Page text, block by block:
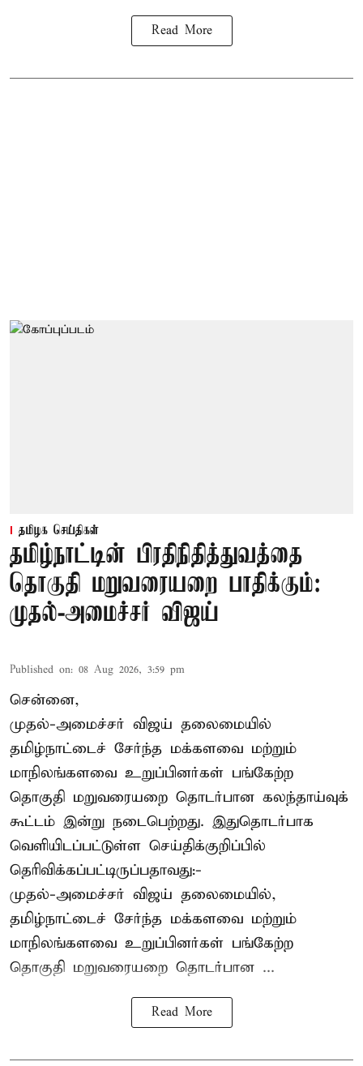
Read More
தமிழக செய்திகள்
தமிழ்நாட்டின் பிரதிநிதித்துவத்தை
தொகுதி மறுவரையறை பாதிக்கும்:
முதல்-அமைச்சர் விஜய்
Published on: 08 Aug 2026, 3:59 pm
சென்னை,
முதல்-அமைச்சர் விஜய் தலைமையில்
தமிழ்நாட்டைச் சேர்ந்த மக்களவை மற்றும்
மாநிலங்களவை உறுப்பினர்கள் பங்கேற்ற
தொகுதி மறுவரையறை தொடர்பான கலந்தாய்வுக்
கூட்டம் இன்று நடைபெற்றது. இதுதொடர்பாக
வெளியிடப்பட்டுள்ள செய்திக்குறிப்பில்
தெரிவிக்கப்பட்டிருப்பதாவது:-
முதல்-அமைச்சர் விஜய் தலைமையில்,
தமிழ்நாட்டைச் சேர்ந்த மக்களவை மற்றும்
மாநிலங்களவை உறுப்பினர்கள் பங்கேற்ற
தொகுதி மறுவரையறை தொடர்பான ...
Read More